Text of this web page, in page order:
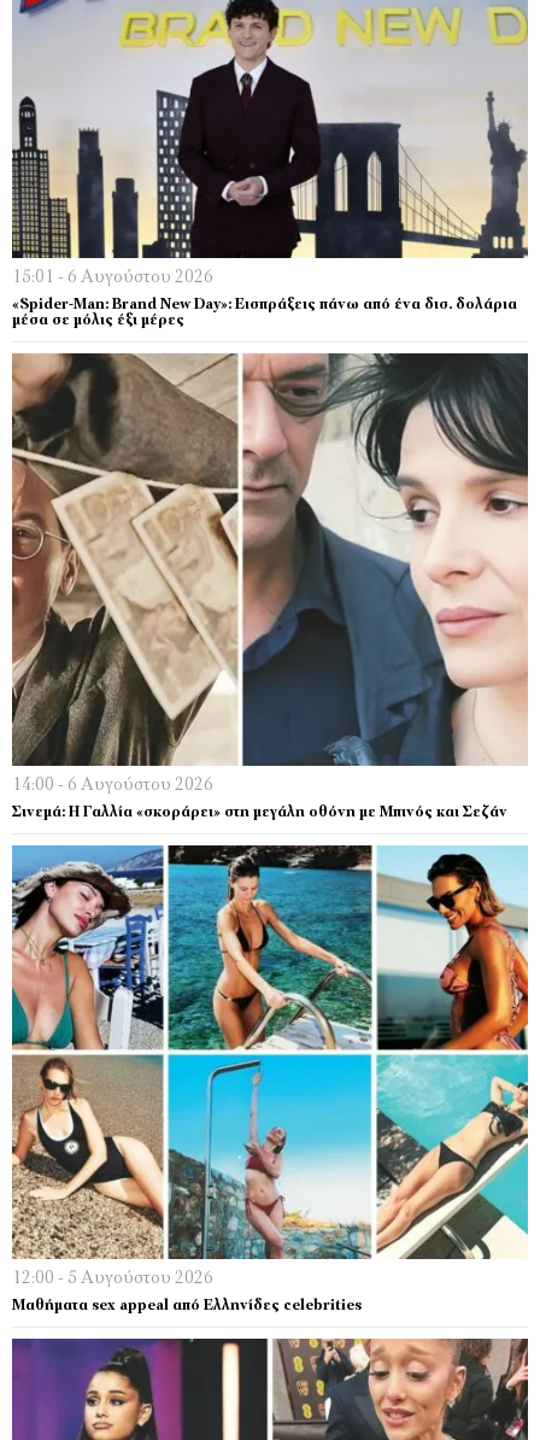
15:01 - 6 Αυγούστου 2026
«Spider-Man: Brand New Day»: Εισπράξεις πάνω από ένα δισ. δολάρια
μέσα σε μόλις έξι μέρες
14:00 - 6 Αυγούστου 2026
Σινεμά: Η Γαλλία «σκοράρει» στη μεγάλη οθόνη με Μπινός και Σεζάν
12:00 - 5 Αυγούστου 2026
Μαθήματα sex appeal από Ελληνίδες celebrities